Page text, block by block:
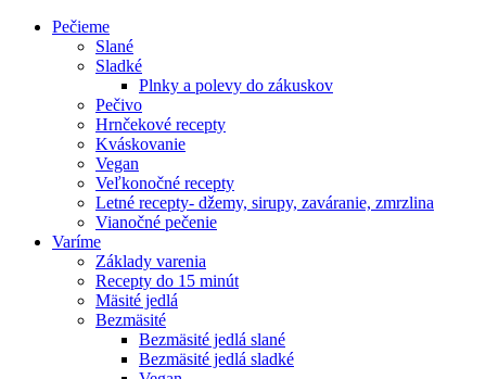
Pečieme
Slané
Sladké
Plnky a polevy do zákuskov
Pečivo
Hrnčekové recepty
Kváskovanie
Vegan
Veľkonočné recepty
Letné recepty- džemy, sirupy, zaváranie, zmrzlina
Vianočné pečenie
Varíme
Základy varenia
Recepty do 15 minút
Mäsité jedlá
Bezmäsité
Bezmäsité jedlá slané
Bezmäsité jedlá sladké